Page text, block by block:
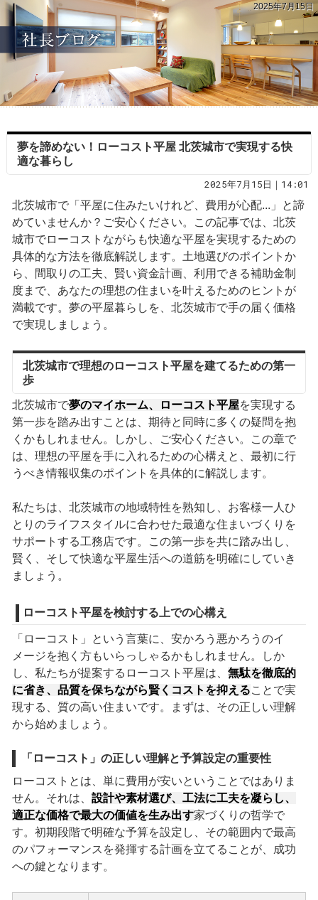
2025年7月15日
夢を諦めない！ローコスト平屋 北茨城市で実現する快
適な暮らし
2025年7月15日｜14:01
北茨城市で「平屋に住みたいけれど、費用が心配...」と諦
めていませんか？ご安心ください。この記事では、北茨
城市でローコストながらも快適な平屋を実現するための
具体的な方法を徹底解説します。土地選びのポイントか
ら、間取りの工夫、賢い資金計画、利用できる補助金制
度まで、あなたの理想の住まいを叶えるためのヒントが
満載です。夢の平屋暮らしを、北茨城市で手の届く価格
で実現しましょう。
北茨城市で理想のローコスト平屋を建てるための第一
歩
北茨城市で夢のマイホーム、ローコスト平屋を実現する
第一歩を踏み出すことは、期待と同時に多くの疑問を抱
くかもしれません。しかし、ご安心ください。この章で
は、理想の平屋を手に入れるための心構えと、最初に行
うべき情報収集のポイントを具体的に解説します。
私たちは、北茨城市の地域特性を熟知し、お客様一人ひ
とりのライフスタイルに合わせた最適な住まいづくりを
サポートする工務店です。この第一歩を共に踏み出し、
賢く、そして快適な平屋生活への道筋を明確にしていき
ましょう。
ローコスト平屋を検討する上での心構え
「ローコスト」という言葉に、安かろう悪かろうのイ
メージを抱く方もいらっしゃるかもしれません。しか
し、私たちが提案するローコスト平屋は、 無駄を徹底的
に省き、品質を保ちながら賢くコストを抑えることで実
現する、質の高い住まいです。まずは、その正しい理解
から始めましょう。
「ローコスト」の正しい理解と予算設定の重要性
ローコストとは、単に費用が安いということではありま
せん。それは、 設計や素材選び、工法に工夫を凝らし、
適正な価格で最大の価値を生み出す家づくりの哲学で
す。初期段階で明確な予算を設定し、その範囲内で最高
のパフォーマンスを発揮する計画を立てることが、成功
への鍵となります。